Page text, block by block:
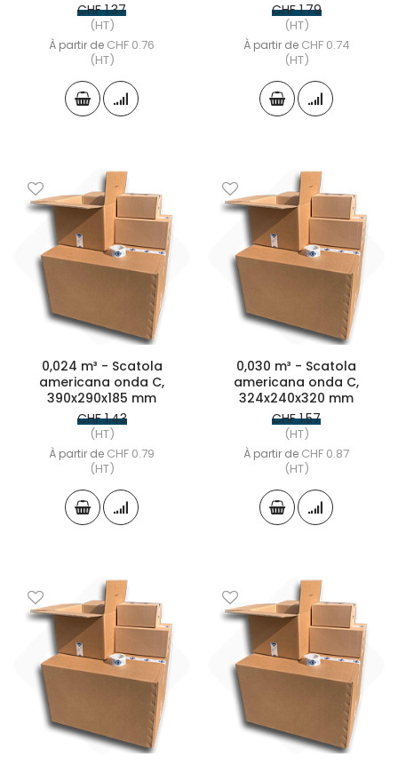
CHF 1.37
(HT)
À partir de CHF 0.76
(HT)
CHF 1.79
(HT)
À partir de CHF 0.74
(HT)
0,024 m³ - Scatola
americana onda C,
390x290x185 mm
CHF 1.43
(HT)
À partir de CHF 0.79
(HT)
0,030 m³ - Scatola
americana onda C,
324x240x320 mm
CHF 1.57
(HT)
À partir de CHF 0.87
(HT)